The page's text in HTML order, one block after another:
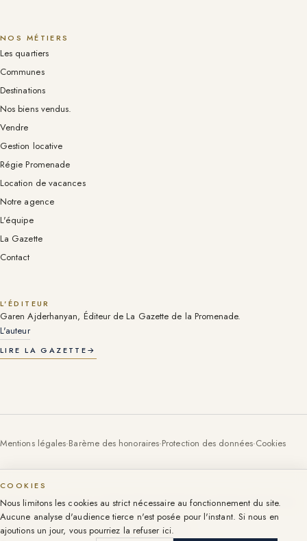
NOS MÉTIERS
Les quartiers
Communes
Destinations
Nos biens vendus.
Vendre
Gestion locative
Régie Promenade
Location de vacances
Notre agence
L'équipe
La Gazette
Contact
L'ÉDITEUR
Garen Ajderhanyan, Éditeur de La Gazette de la Promenade.
L'auteur
LIRE LA GAZETTE→
Mentions légales·Barème des honoraires·Protection des données·Cookies
Carte professionnelle T n° CPI06052016000003055, CCI Nice-Côte d'Azur.
Cartes par société : voir les mentions légales.
107 Promenade des Anglais, Nice, depuis 1999.
COOKIES
Nous limitons les cookies au strict nécessaire au fonctionnement du site.
Aucune analyse d'audience tierce n'est posée pour l'instant. Si nous en
ajoutions un jour, vous pourriez la refuser ici.